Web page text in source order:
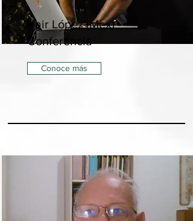
Yair López (Mex) -
Conferencia
Conoce más